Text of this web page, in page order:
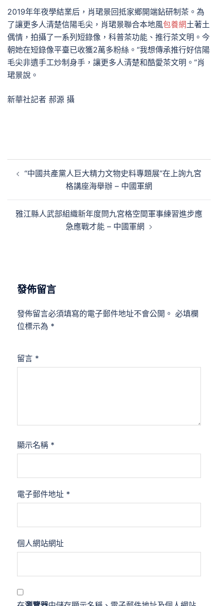
2019年年夜學結業后，肖珺景回抵家鄉開端鉆研制茶。為
了讓更多人清楚信陽毛尖，肖珺景聯合本地風包養網土著土
偶情，拍攝了一系列短錄像，科普茶功能、推行茶文明。今
朝她在短錄像平臺已收獲2萬多粉絲。“我想傳承推行好信陽
毛尖非遺手工炒制身手，讓更多人清楚和酷愛茶文明。”肖
珺景說。
新華社記者 郝源 攝
章 “中國共產黨人巨大精力文物史料專題展”在上詢九宮
格講座海舉辦 – 中國軍網
雅江縣人武部組織新年度問九宮格空間軍事練習進步應
急應戰才能 – 中國軍網
發佈留言
發佈留言必須填寫的電子郵件地址不會公開。 必填欄
位標示為 *
留言 *
顯示名稱 *
電子郵件地址 *
個人網站網址